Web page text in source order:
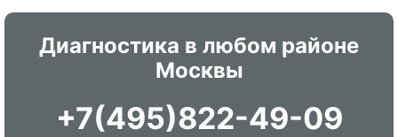
Диагностика в любом районе
Москвы
+7(495)822-49-09